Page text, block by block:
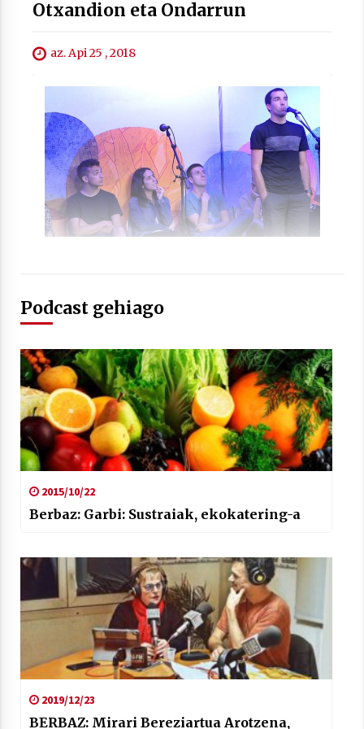
Otxandion eta Ondarrun
az. Api 25 , 2018
Podcast gehiago
2015/10/22
Berbaz: Garbi: Sustraiak, ekokatering-a
2019/12/23
BERBAZ: Mirari Bereziartua Arotzena,